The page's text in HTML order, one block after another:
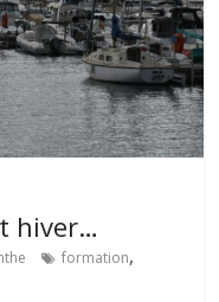
hiver…
formation,